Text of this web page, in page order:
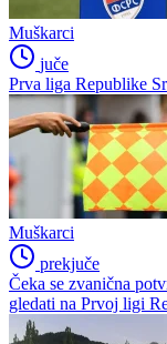
Muškarci
juče
Prva liga Republike
Muškarci
prekjuče
Čeka se zvanična
gledati na Prvoj ligi